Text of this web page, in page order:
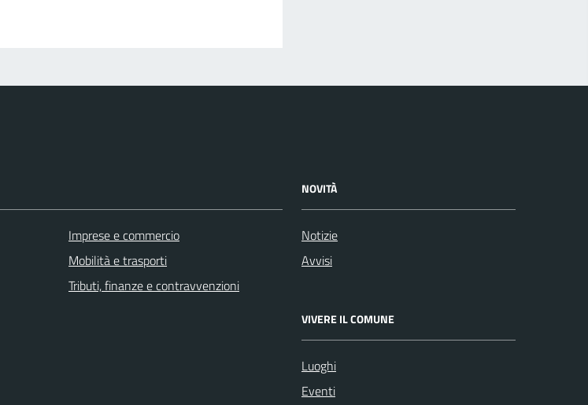
Imprese e commercio
Mobilità e trasporti
Tributi, finanze e contravvenzioni
NOVITÀ
Notizie
Avvisi
VIVERE IL COMUNE
Luoghi
Eventi